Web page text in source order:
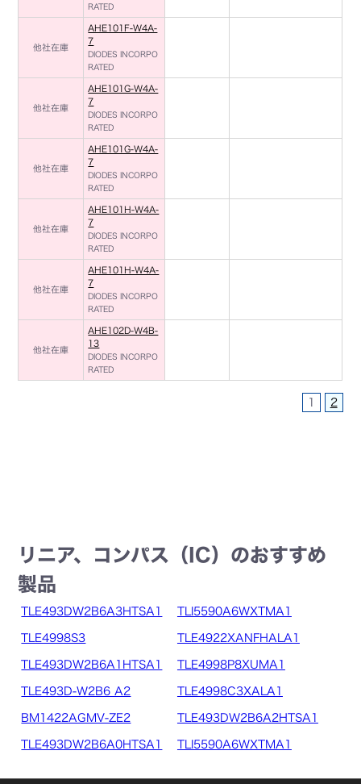
RATED
他社在庫
AHE101F-W4A-
7
DIODES INCORPO
RATED
他社在庫
AHE101G-W4A-
7
DIODES INCORPO
RATED
他社在庫
AHE101G-W4A-
7
DIODES INCORPO
RATED
他社在庫
AHE101H-W4A-
7
DIODES INCORPO
RATED
他社在庫
AHE101H-W4A-
7
DIODES INCORPO
RATED
他社在庫
AHE102D-W4B-
13
DIODES INCORPO
RATED
1 2
リニア、コンパス（IC）のおすすめ
製品
TLE493DW2B6A3HTSA1 TLI5590A6WXTMA1
TLE4998S3 TLE4922XANFHALA1
TLE493DW2B6A1HTSA1 TLE4998P8XUMA1
TLE493D-W2B6 A2 TLE4998C3XALA1
BM1422AGMV-ZE2 TLE493DW2B6A2HTSA1
TLE493DW2B6A0HTSA1 TLI5590A6WXTMA1